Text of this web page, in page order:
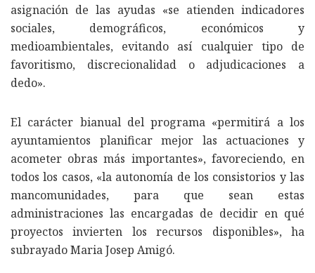
asignación de las ayudas «se atienden indicadores
sociales, demográficos, económicos y
medioambientales, evitando así cualquier tipo de
favoritismo, discrecionalidad o adjudicaciones a
dedo».
El carácter bianual del programa «permitirá a los
ayuntamientos planificar mejor las actuaciones y
acometer obras más importantes», favoreciendo, en
todos los casos, «la autonomía de los consistorios y las
mancomunidades, para que sean estas
administraciones las encargadas de decidir en qué
proyectos invierten los recursos disponibles», ha
subrayado Maria Josep Amigó.